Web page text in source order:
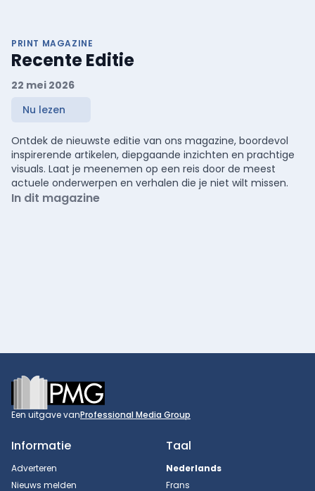
PRINT MAGAZINE
Recente Editie
22 mei 2026
Nu lezen
Ontdek de nieuwste editie van ons magazine, boordevol
inspirerende artikelen, diepgaande inzichten en prachtige
visuals. Laat je meenemen op een reis door de meest
actuele onderwerpen en verhalen die je niet wilt missen.
In dit magazine
Footer
Een uitgave vanProfessional Media Group
Informatie
Adverteren
Nieuws melden
Taal
Nederlands
Frans